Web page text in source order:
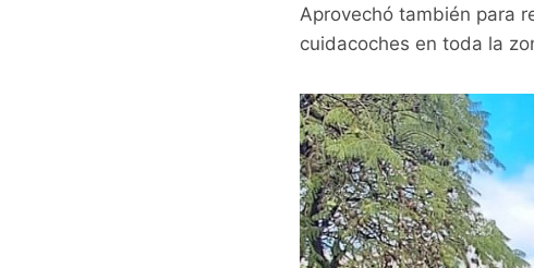
Aprovechó también para
cuidacoches en toda la